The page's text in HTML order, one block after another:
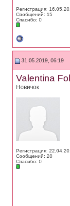
Регистрация:
Сообщений: 15
Спасибо: 0
31.05.2019, 06:19
Valentina
Новичок
Регистрация:
Сообщений: 20
Спасибо: 0